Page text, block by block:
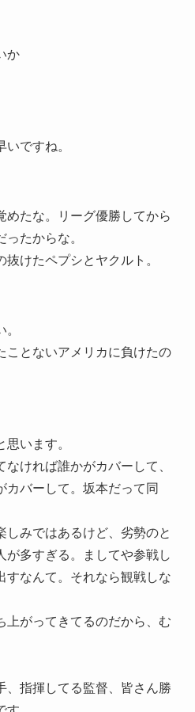
か
ですね。
めたな。リーグ優勝してから
たからな。
けたペプシとヤクルト。
ことないアメリカに負けたの
います。
ければ誰かがカバーして、
カバーして。坂本だって同
しみではあるけど、劣勢のと
が多すぎる。ましてや参戦し
すなんて。それなら観戦しな
上がってきてるのだから、む
、指揮してる監督、皆さん勝